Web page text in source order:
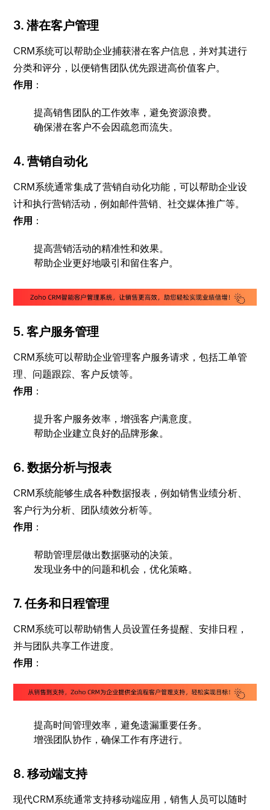
3.潜在客户管理
CRM系统可以帮助企业捕获潜在客户信息，并对其进行
分类和评分，以便销售团队优先跟进高价值客户。
作用 ：
提高销售团队的工作效率，避免资源浪费。
确保潜在客户不会因疏忽而流失。
4.营销自动化
CRM系统通常集成了营销自动化功能，可以帮助企业设
计和执行营销活动，例如邮件营销、社交媒体推广等。
作用 ：
提高营销活动的精准性和效果。
帮助企业更好地吸引和留住客户。
5.客户服务管理
CRM系统可以帮助企业管理客户服务请求，包括工单管
理、问题跟踪、客户反馈等。
作用 ：
提升客户服务效率，增强客户满意度。
帮助企业建立良好的品牌形象。
6.数据分析与报表
CRM系统能够生成各种数据报表，例如销售业绩分析、
客户行为分析、团队绩效分析等。
作用 ：
帮助管理层做出数据驱动的决策。
发现业务中的问题和机会，优化策略。
7.任务和日程管理
CRM系统可以帮助销售人员设置任务提醒、安排日程，
并与团队共享工作进度。
作用 ：
提高时间管理效率，避免遗漏重要任务。
增强团队协作，确保工作有序进行。
8.移动端支持
现代CRM系统通常支持移动端应用，销售人员可以随时